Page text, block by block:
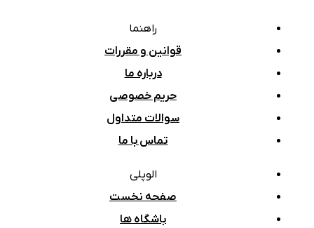
راهنما
قوانین و مقررات
درباره ما
حریم خصوصی
سوالات متداول
تماس با ما
الوپلی
صفحه نخست
باشگاه ها